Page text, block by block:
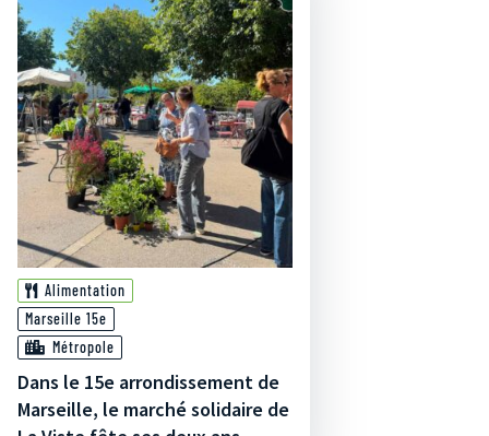
Alimentation
Marseille 15e
Métropole
Dans le 15e arrondissement de
Marseille, le marché solidaire de